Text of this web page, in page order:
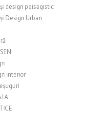
design peisagistic
Design Urban
interior